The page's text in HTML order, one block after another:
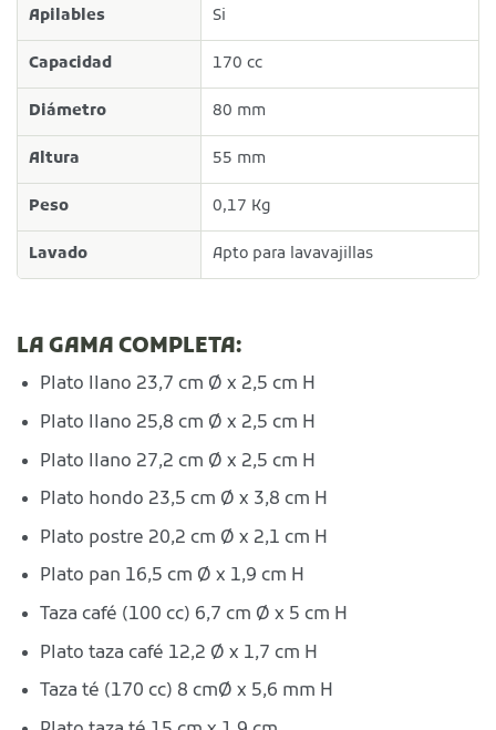
Apilables Si
Capacidad 170 cc
Diámetro 80 mm
Altura 55 mm
Peso 0,17 Kg
Lavado Apto para lavavajillas
LA GAMA COMPLETA:
Plato llano 23,7 cm Ø x 2,5 cm H
Plato llano 25,8 cm Ø x 2,5 cm H
Plato llano 27,2 cm Ø x 2,5 cm H
Plato hondo 23,5 cm Ø x 3,8 cm H
Plato postre 20,2 cm Ø x 2,1 cm H
Plato pan 16,5 cm Ø x 1,9 cm H
Taza café (100 cc) 6,7 cm Ø x 5 cm H
Plato taza café 12,2 Ø x 1,7 cm H
Taza té (170 cc) 8 cmØ x 5,6 mm H